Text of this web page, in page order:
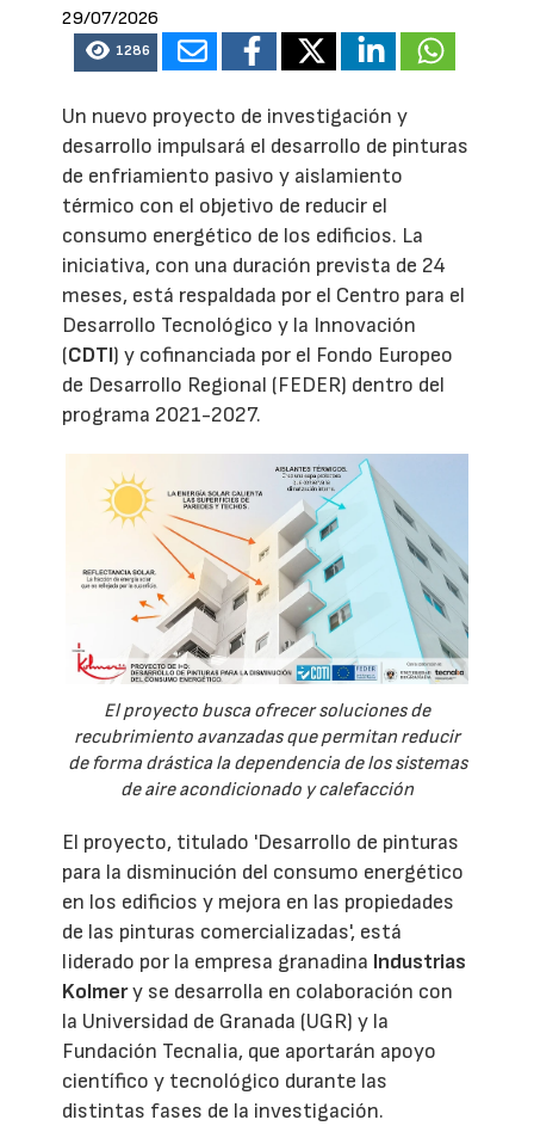
29/07/2026
1286
Un nuevo proyecto de investigación y
desarrollo impulsará el desarrollo de pinturas
de enfriamiento pasivo y aislamiento
térmico con el objetivo de reducir el
consumo energético de los edificios. La
iniciativa, con una duración prevista de 24
meses, está respaldada por el Centro para el
Desarrollo Tecnológico y la Innovación
(CDTI) y cofinanciada por el Fondo Europeo
de Desarrollo Regional (FEDER) dentro del
programa 2021-2027.
El proyecto busca ofrecer soluciones de
recubrimiento avanzadas que permitan reducir
de forma drástica la dependencia de los sistemas
de aire acondicionado y calefacción
El proyecto, titulado 'Desarrollo de pinturas
para la disminución del consumo energético
en los edificios y mejora en las propiedades
de las pinturas comercializadas', está
liderado por la empresa granadina Industrias
Kolmery se desarrolla en colaboración con
la Universidad de Granada (UGR) y la
Fundación Tecnalia, que aportarán apoyo
científico y tecnológico durante las
distintas fases de la investigación.